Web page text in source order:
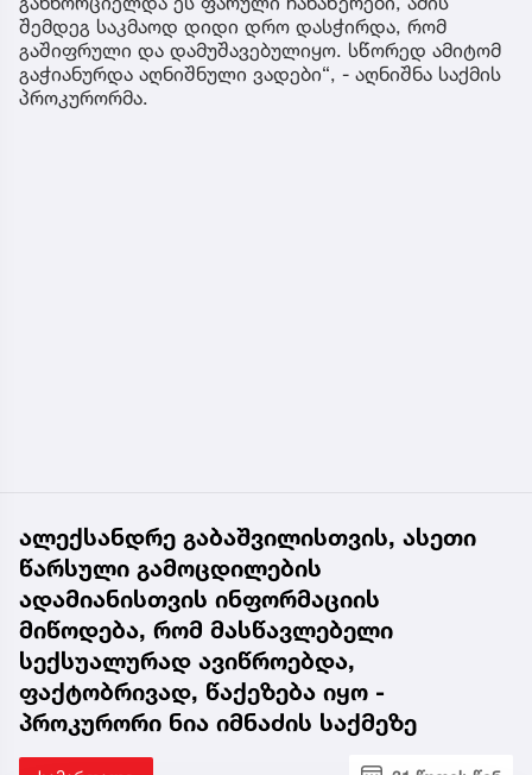
ათი თვე დასჭირდა პროკურატურას იმიტომ, რომ
მტკიცებულებების მოპოვება ხდებოდა ამ დროის
განმავლობაში. რაც შეეხება კითხვას, რა ახალი
მტკიცებულებები გაჩნდა საქმეში, ეს არის ფარული
საგამოძიებო მოქმედების შედეგად მოპოვებული